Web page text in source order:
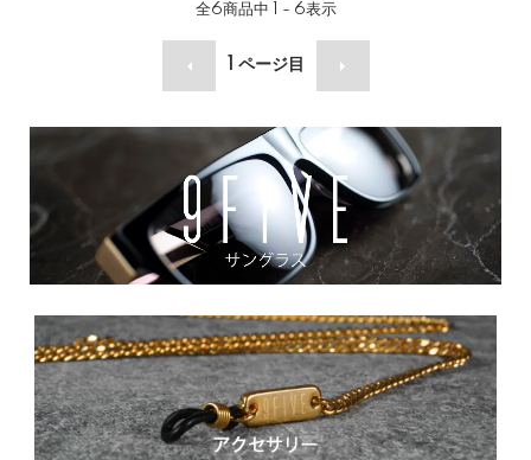
全6商品中 1 - 6表示
ページ目